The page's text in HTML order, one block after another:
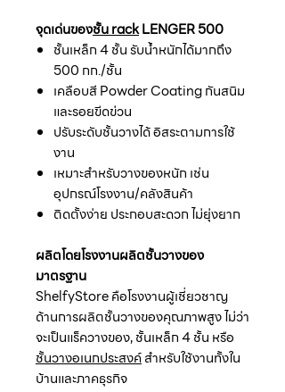
จุดเด่นของชั้น rackLENGER 500
ชั้นเหล็ก 4 ชั้น รับน้ำหนักได้มากถึง
500 กก./ชั้น
เคลือบสี Powder Coating กันสนิม
และรอยขีดข่วน
ปรับระดับชั้นวางได้ อิสระตามการใช้
งาน
เหมาะสำหรับวางของหนัก เช่น
อุปกรณ์โรงงาน/คลังสินค้า
ติดตั้งง่าย ประกอบสะดวก ไม่ยุ่งยาก
ผลิตโดยโรงงานผลิตชั้นวางของ
มาตรฐาน
ShelfyStore คือโรงงานผู้เชี่ยวชาญ
ด้านการผลิตชั้นวางของคุณภาพสูง ไม่ว่า
จะเป็นแร็ควางของ, ชั้นเหล็ก 4 ชั้น หรือ
ชั้นวางอเนกประสงค์สำหรับใช้งานทั้งใน
บ้านและภาคธุรกิจ